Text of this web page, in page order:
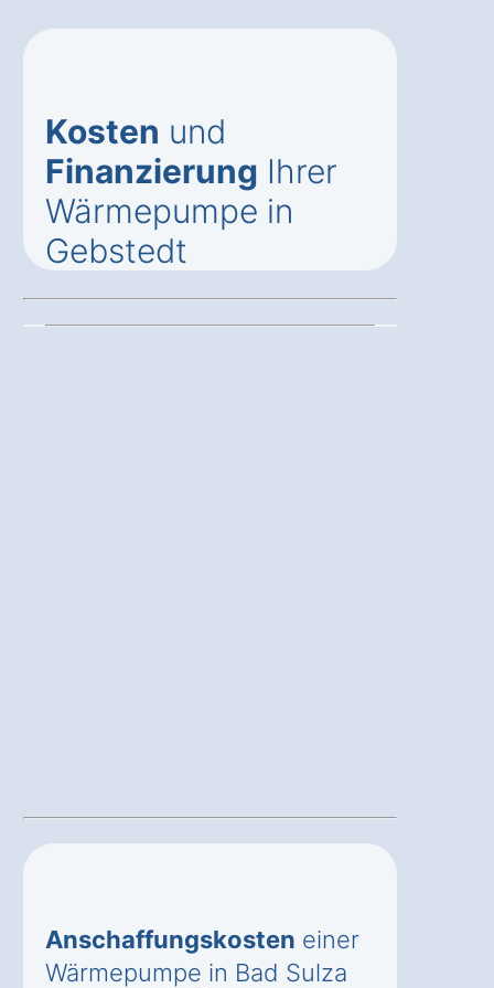
Kosten und
Finanzierung Ihrer
Wärmepumpe in
Gebstedt
Anschaffungskosten einer
Wärmepumpe in Bad Sulza